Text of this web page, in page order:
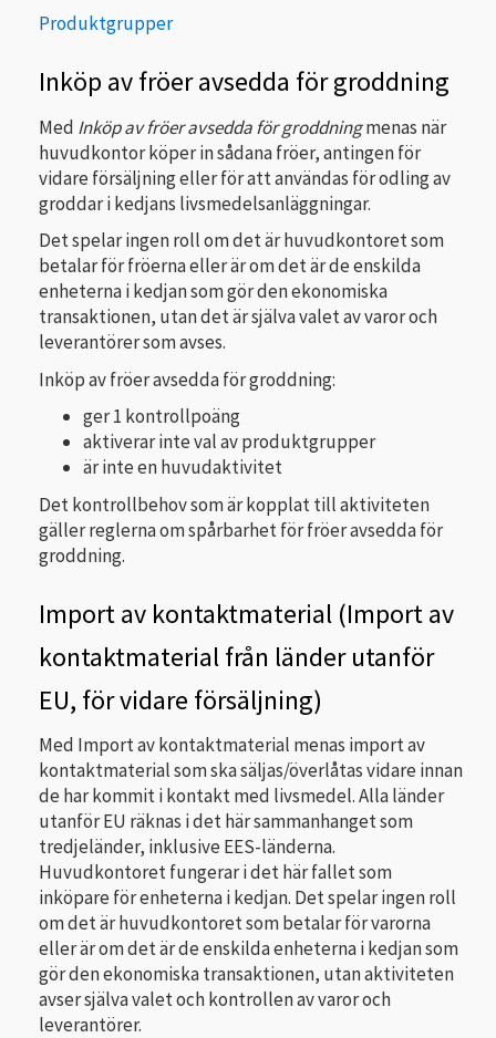
Produktgrupper
Inköp av fröer avsedda för groddning
Med Inköp av fröer avsedda för groddningmenas när
huvudkontor köper in sådana fröer, antingen för
vidare försäljning eller för att användas för odling av
groddar i kedjans livsmedelsanläggningar.
Det spelar ingen roll om det är huvudkontoret som
betalar för fröerna eller är om det är de enskilda
enheterna i kedjan som gör den ekonomiska
transaktionen, utan det är själva valet av varor och
leverantörer som avses.
Inköp av fröer avsedda för groddning:
ger 1 kontrollpoäng
aktiverar inte val av produktgrupper
är inte en huvudaktivitet
Det kontrollbehov som är kopplat till aktiviteten
gäller reglerna om spårbarhet för fröer avsedda för
groddning.
Import av kontaktmaterial (Import av
kontaktmaterial från länder utanför
EU, för vidare försäljning)
Med Import av kontaktmaterial menas import av
kontaktmaterial som ska säljas/överlåtas vidare innan
de har kommit i kontakt med livsmedel. Alla länder
utanför EU räknas i det här sammanhanget som
tredjeländer, inklusive EES-länderna.
Huvudkontoret fungerar i det här fallet som
inköpare för enheterna i kedjan. Det spelar ingen roll
om det är huvudkontoret som betalar för varorna
eller är om det är de enskilda enheterna i kedjan som
gör den ekonomiska transaktionen, utan aktiviteten
avser själva valet och kontrollen av varor och
leverantörer.